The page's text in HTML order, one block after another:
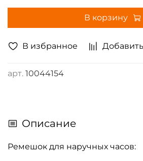
В избранное
арт. 10044154
В корзину
Описание
Ремешок для наручных часов: